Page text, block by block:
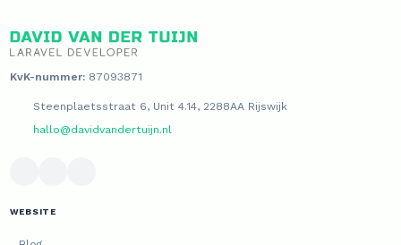
KvK-nummer:87093871
Steenplaetsstraat 6, Unit 4.14, 2288AA Rijswijk
hallo@davidvandertuijn.nl
WEBSITE